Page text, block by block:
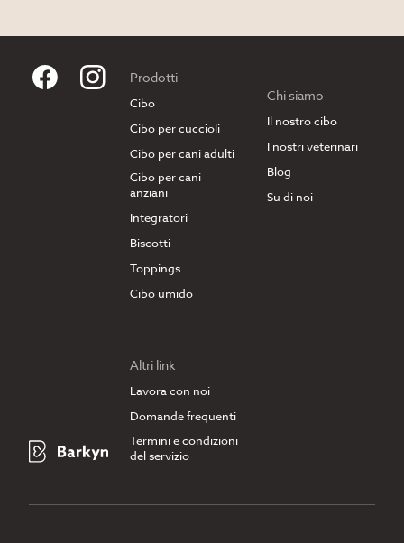
Prodotti
Cibo
Cibo per cuccioli
Cibo per cani adulti
Cibo per cani
anziani
Integratori
Biscotti
Toppings
Cibo umido
Chi siamo
Il nostro cibo
I nostri veterinari
Blog
Su di noi
Altri link
Lavora con noi
Domande frequenti
Termini e condizioni
del servizio